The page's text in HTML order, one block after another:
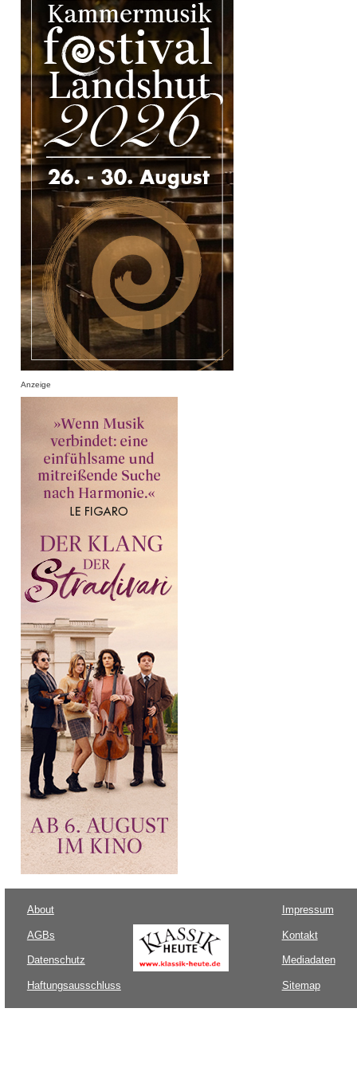
Anzeige
About
AGBs
Datenschutz
Haftungsausschluss
Impressum
Kontakt
Mediadaten
Sitemap